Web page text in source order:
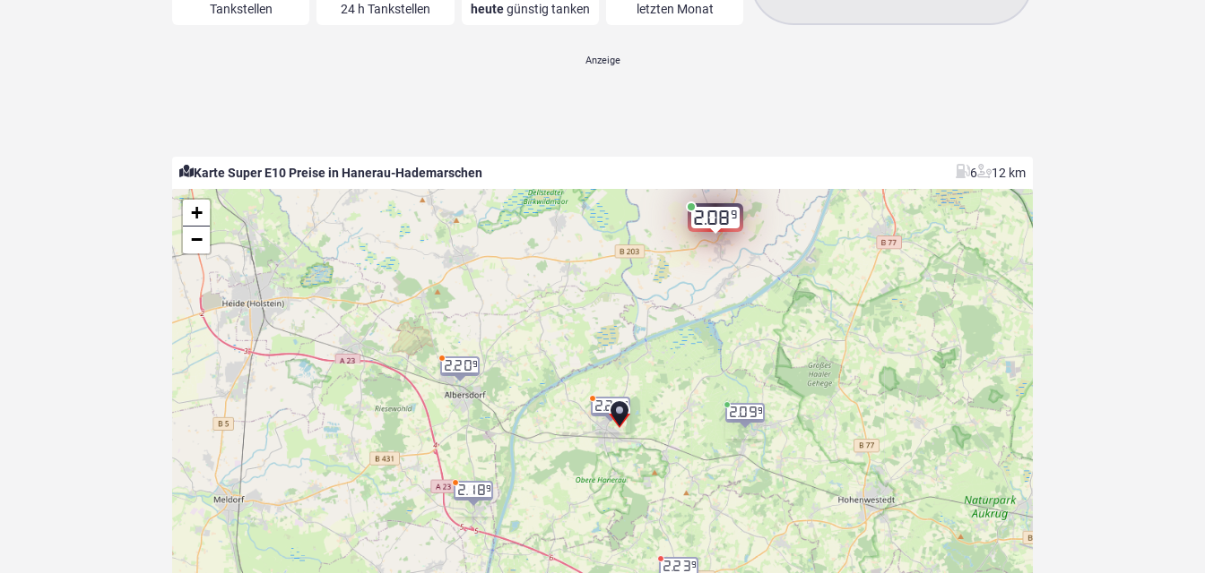
Tankstellen 24 h Tankstellen heutegünstig tanken
letzten Monat
Karte Super E10 Preise in Hanerau-Hademarschen 6 12 km
2.089
2.209
2.189
2.239
2.209
2.099
+
−